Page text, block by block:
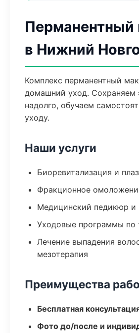
в Нижний
Комплекс перманентный
домашний уход. Сохраняем
надолго, обучаем
уходу.
Наши услуги
Биоревитализация и
Фракционное
Медицинский педикюр и
Уходовые программы по
Лечение выпадения
мезотерапия
Преимущества
Бесплатная
Фото до/после и